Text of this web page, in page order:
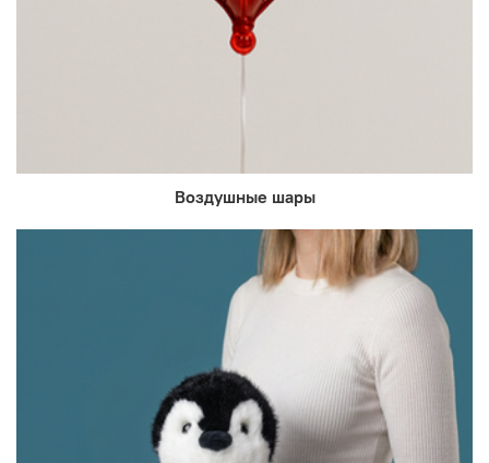
Воздушные шары